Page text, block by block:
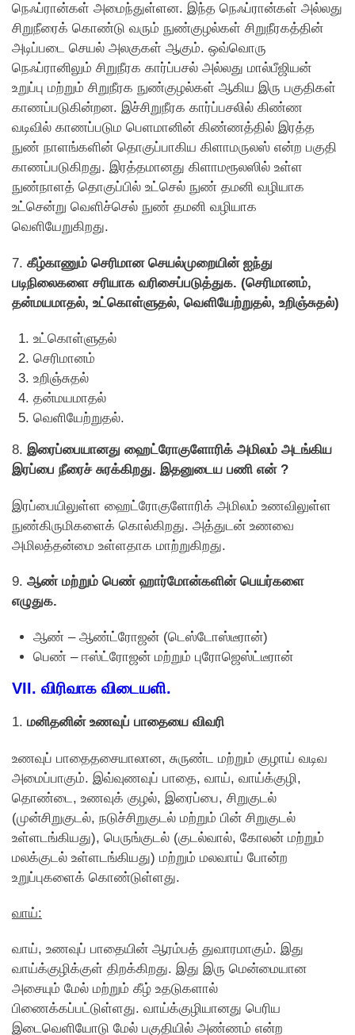
நெஃப்ரான்கள் அமைந்துள்ளன. இந்த நெஃப்ரான்கள் அல்லது
சிறுநீரைக் கொண்டு வரும் நுண்குழல்கள் சிறுநீரகத்தின்
அடிப்படை செயல் அலகுகள் ஆகும். ஒவ்வொரு
நெஃப்ரானிலும் சிறுநீரக கார்ப்பசல் அல்லது மால்பீஜியன்
உறுப்பு மற்றும் சிறுநீரக நுண்குழல்கள் ஆகிய இரு பகுதிகள்
காணப்படுகின்றன. இச்சிறுநீரக கார்ப்பசலில் கிண்ண
வடிவில் காணப்படும பெளமானின் கிண்ணத்தில் இரத்த
நுண் நாளங்களின் தொகுப்பாகிய கிளாமருலஸ் என்ற பகுதி
காணப்படுகிறது. இரத்தமானது கிளாமரூலஸில் உள்ள
நுண்நாளத் தொகுப்பில் உட்செல் நுண் தமனி வழியாக
உட்சென்று வெளிச்செல் நுண் தமனி வழியாக
வெளியேறுகிறது.
7. கீழ்காணும் செரிமான செயல்முறையின் ஐந்து
படிநிலைகளை சரியாக வரிசைப்படுத்துக. (செரிமானம்,
தன்மயமாதல், உட்கொள்ளுதல், வெளியேற்றுதல், உறிஞ்சுதல்)
உட்காெள்ளுதல்
செரிமானம்
உறிஞ்சுதல்
தன்மயமாதல்
வெளியேற்றுதல்.
8. இரைப்பையானது ஹைட்ரோகுளோரிக் அமிலம் அடங்கிய
இரப்பை நீரைச் சுரக்கிறது. இதனுடைய பணி என் ?
இரப்பையிலுள்ள ஹைட்ரோகுளோரிக் அமிலம் உணவிலுள்ள
நுண்கிருமிகளைக் காெல்கிறது. அத்துடன் உணவை
அமிலத்தன்மை உள்ளதாக மாற்றுகிறது.
9. ஆண் மற்றும் பெண் ஹார்மோன்களின் பெயர்களை
எழுதுக.
ஆண் – ஆண்ட்ரோஜன் (டெஸ்டோஸ்டீரான்)
பெண் – ஈஸ்ட்ரோஜன் மற்றும் புரோஜெஸ்ட்டீரான்
VII. விரிவாக விடையளி.
1. மனிதனின் உணவுப் பாதையை விவரி
உணவுப் பாதைதசையாலான, சுருண்ட மற்றும் குழாய் வடிவ
அமைப்பாகும். இவ்வுணவுப் பாதை, வாய், வாய்க்குழி,
தொண்டை, உணவுக் குழல், இரைப்பை, சிறுகுடல்
(முன்சிறுகுடல், நடுச்சிறுகுடல் மற்றும் பின் சிறுகுடல்
உள்ளடங்கியது), பெருங்குடல் (குடல்வால், கோலன் மற்றும்
மலக்குடல் உள்ளடங்கியது) மற்றும் மலவாய் போன்ற
உறுப்புகளைக் கொண்டுள்ளது.
வாய்:
வாய், உணவுப் பாதையின் ஆரம்பத் துவாரமாகும். இது
வாய்க்குழிக்குள் திறக்கிறது. இது இரு மென்மையான
அசையும் மேல் மற்றும் கீழ் உதடுகளால்
பிணைக்கப்பட்டுள்ளது. வாய்க்குழியானது பெரிய
இடைவெளியோடு மேல் பகுதியில் அண்ணம் என்ற